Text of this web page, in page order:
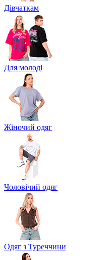
Дівчаткам
Для молоді
Жіночий одяг
Чоловічий одяг
Одяг з Туреччини